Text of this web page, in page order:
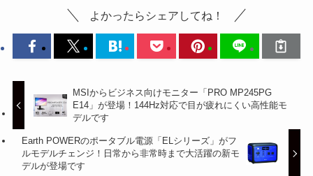
よかったらシェアしてね！
MSIからビジネス向けモニター「PRO MP245PG
E14」が登場！144Hz対応で目が疲れにくい高性能モ
デルです
Earth POWERのポータブル電源「ELシリーズ」がフ
ルモデルチェンジ！日常から非常時まで大活躍の新モ
デルが登場です